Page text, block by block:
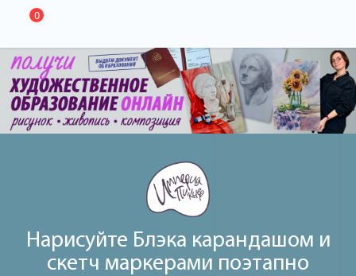
0
Нарисуйте Блэка карандашом и
скетч маркерами поэтапно